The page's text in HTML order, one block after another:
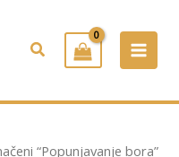
Pretraživanje
“Popunjavanje bora”